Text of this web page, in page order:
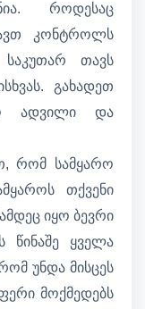
როდესაც
კონტროლს
თავს
გახადეთ
ადვილი და
რომ სამყარო
თქვენი
იყო ბევრი
წინაშე ყველა
უნდა მისცეს
მოქმედებს